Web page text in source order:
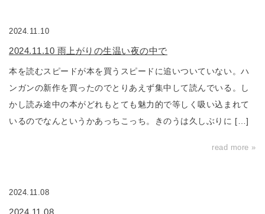
2024.11.10
2024.11.10 雨上がりの生温い夜の中で
本を読むスピードが本を買うスピードに追いついていない。ハ
ンガンの新作を買ったのでとりあえず集中して読んでいる。し
かし読み途中の本がどれもとても魅力的で等しく吸い込まれて
いるのでなんというかあっちこっち。きのうは久しぶりに […]
read more »
2024.11.08